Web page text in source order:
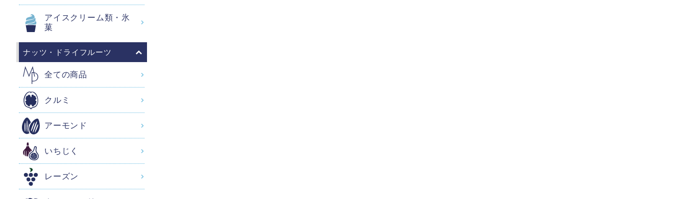
アイスクリーム類・氷
菓
ナッツ・ドライフルーツ
全ての商品
クルミ
アーモンド
いちじく
レーズン